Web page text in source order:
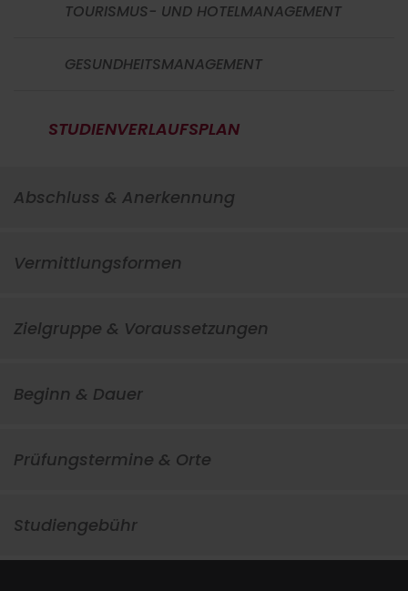
TOURISMUS- UND HOTELMANAGEMENT
GESUNDHEITSMANAGEMENT
STUDIENVERLAUFSPLAN
Abschluss & Anerkennung
Vermittlungsformen
Zielgruppe & Voraussetzungen
Beginn & Dauer
Prüfungstermine & Orte
Studiengebühr